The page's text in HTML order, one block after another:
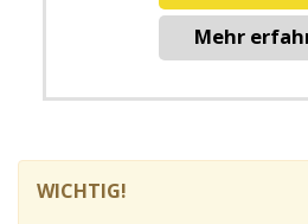
Mehr
WICHTIG!